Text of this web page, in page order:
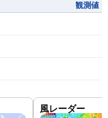
観測値
風レーダー